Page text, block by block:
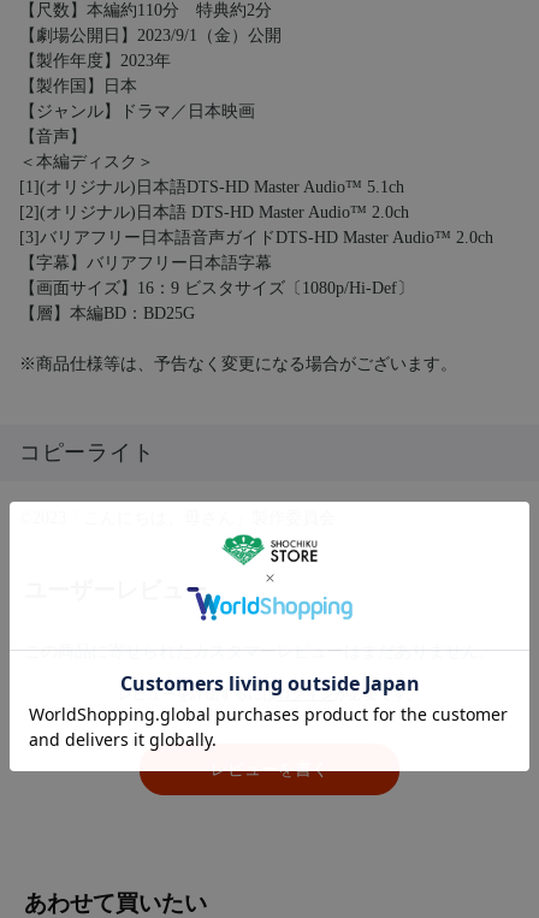
【尺数】本編約110分 特典約2分
【劇場公開日】2023/9/1（金）公開
【製作年度】2023年
【製作国】日本
【ジャンル】ドラマ／日本映画
【音声】
＜本編ディスク＞
[1](オリジナル)日本語DTS-HD Master Audio™ 5.1ch
[2](オリジナル)日本語 DTS-HD Master Audio™ 2.0ch
[3]バリアフリー日本語音声ガイドDTS-HD Master Audio™ 2.0ch
【字幕】バリアフリー日本語字幕
【画面サイズ】16：9 ビスタサイズ〔1080p/Hi-Def〕
【層】本編BD：BD25G
※商品仕様等は、予告なく変更になる場合がございます。
コピーライト
ユーザーレビュー
この商品に寄せられたカスタマーレビューはまだありません。
レビューを評価するにはログインが必要です。
レビューを書く
あわせて買いたい